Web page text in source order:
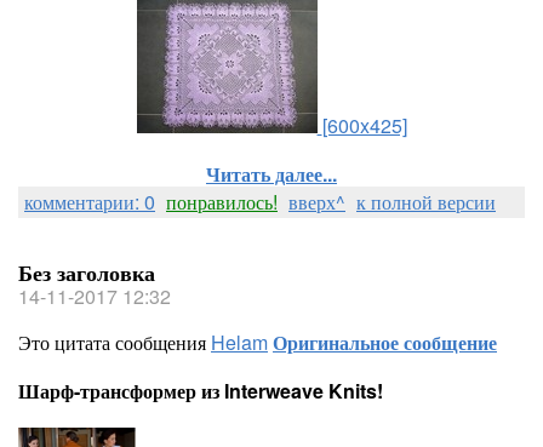
[600x425]
Читать далее...
комментарии: 0 понравилось! вверх^ к полной версии
Без заголовка
14-11-2017 12:32
Это цитата сообщения HelamОригинальное сообщение
Шарф-трансформер из Interweave Knits!